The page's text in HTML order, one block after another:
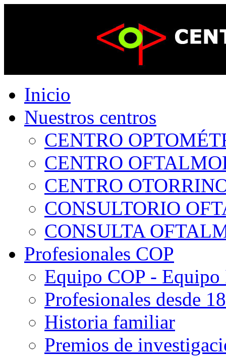
Inicio
Nuestros centros
CENTRO
CENTRO
CENTRO
CONSULTORIO
CONSULTA
Profesionales COP
Equipo COP -
Profesionales desde
Historia familiar
Premios de